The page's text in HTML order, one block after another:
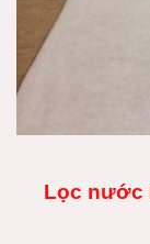
Lọc nước